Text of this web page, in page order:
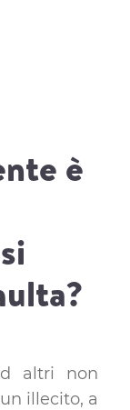
è
altri non
illecito, a